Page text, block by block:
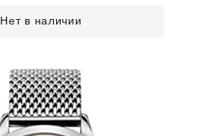
Нет в наличии